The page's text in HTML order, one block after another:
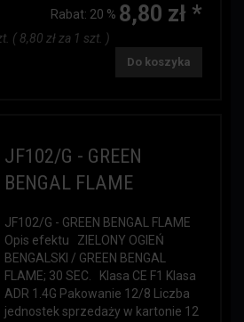
Rabat: 20 % 8,80 zł *
( 8,80 zł za 1 szt. )
Do koszyka
JF102/G - GREEN
BENGAL FLAME
JF102/G - GREEN BENGAL FLAME
Opis efektu ZIELONY OGIEŃ
BENGALSKI / GREEN BENGAL
FLAME; 30 SEC. Klasa CE F1 Klasa
ADR 1.4G Pakowanie 12/8 Liczba
jednostek sprzedaży w kartonie 12